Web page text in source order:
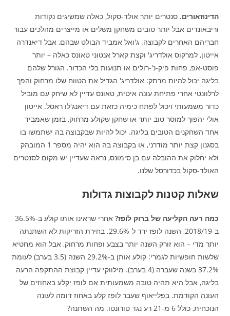
הדינוזאורים. סנטרים יותר אולד-סקול, כאלה שמשיגים נקודות
וריבאונדים אבל יותר טובים משחקן משלים או מייצרים מהלכים עבור
חבריהם האחרים לקבוצה. ג'ואל אמביד הבולט שבהם, אבל דיאנדרה
אייטון, למרקוס אולדריג' וקצת קארל אנטוני טאונס כאלה – יותר
פוסט-אפ, פחות פיק-נ'-רולים או תנועות בלי הכדור. הגורל שלהם
בליגה יכול להיות מרתק: אולדריג' הגדיל את הטווח שלו מרחוק והפך
לרלוונטי אחרי פתיחת עונה איטית, טאונס עדיין לא שיחק עם מוביל
כדור משמעותי ויכול לפתח כימיה כזאת עם דיאנג'לו ראסל. אייטון
אולי יהפוך למוסר טוב יותר או שחקן שקולע מרחוק, בזמן שאמביד
אחד השחקנים הטובים בליגה. יכול להיות שבקבוצה בה ישתמשו בו
בסגנון קצת יותר מודרני, או בקבוצה בה הוא יהיה מספר 1 המובהק
ולא יחלוק את ההובלה עם בן סימונס, נראה שעדיין יש מקום לסנטרים
האולד-סקול בכדורסל שלנו.
שאלות קטנות לקבוצות גדולות
כמה רעה הקליעה של ברוק לופז?
אחרי שראינו אותו קולע ב-36.5%
ב-2018/19, השנה לופז ירד ל-29.6%. בחירת הזריקות לא השתנתה
יותר מדי – הוא זורק השנה יותר בצבע ופחות מרחוק, אבל הוא מחטיא
שלשות חופשיות לגמרי: קולע אותן ב-29.2% השנה (3.5 בערב) לעומת
37.2% בשנה שעברה (4 בערב). מילווקי עדיין קבוצת ההתקפה הרעה
בליגה, אבל היא תהיה טובה משמעותית אם לופז יקלע באחוזים של
העונה הקודמת. בפלייאוף שעבר לופז קלע באחוז דומה לעונה
הנוכחית, כולל 6 מ-21 רע נגד טורונטו. מה השתנה?